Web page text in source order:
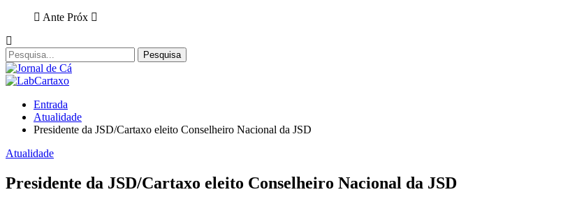
Ante Próx
Entrada
Atualidade
Presidente da JSD/Cartaxo eleito Conselheiro Nacional da JSD
Atualidade
Presidente da JSD/Cartaxo eleito Conselheiro Nacional da JSD